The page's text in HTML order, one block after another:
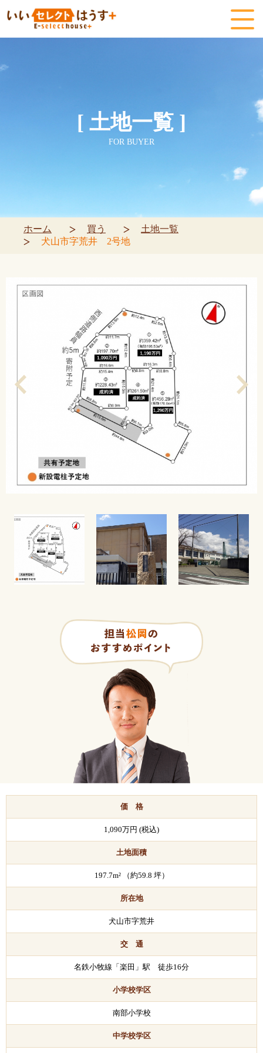
[ 土地一覧 ]
FOR BUYER
ホーム 買う
土地一覧
犬山市字荒井 2号地
価 格
1,090万円 (税込)
土地面積
197.7m² （約59.8 坪）
所在地
犬山市字荒井
交 通
名鉄小牧線「楽田」駅 徒歩16分
小学校学区
南部小学校
中学校学区